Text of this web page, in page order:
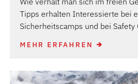
Tipps erhalten Interessierte bei
Sicherheitscamps und bei Safety
MEHR ERFAHREN